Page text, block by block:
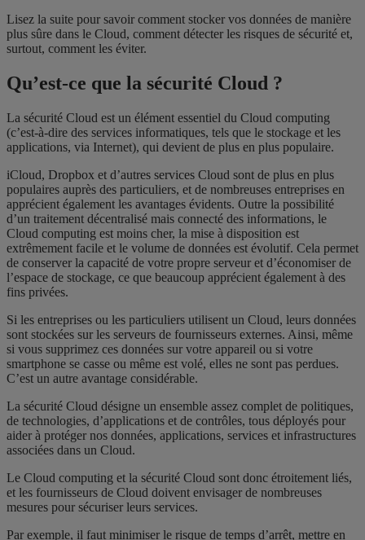
Lisez la suite pour savoir comment stocker vos données de manière
plus sûre dans le Cloud, comment détecter les risques de sécurité et,
surtout, comment les éviter.
Qu’est-ce que la sécurité Cloud ?
La sécurité Cloud est un élément essentiel du Cloud computing
(c’est-à-dire des services informatiques, tels que le stockage et les
applications, via Internet), qui devient de plus en plus populaire.
iCloud, Dropbox et d’autres services Cloud sont de plus en plus
populaires auprès des particuliers, et de nombreuses entreprises en
apprécient également les avantages évidents. Outre la possibilité
d’un traitement décentralisé mais connecté des informations, le
Cloud computing est moins cher, la mise à disposition est
extrêmement facile et le volume de données est évolutif. Cela permet
de conserver la capacité de votre propre serveur et d’économiser de
l’espace de stockage, ce que beaucoup apprécient également à des
fins privées.
Si les entreprises ou les particuliers utilisent un Cloud, leurs données
sont stockées sur les serveurs de fournisseurs externes. Ainsi, même
si vous supprimez ces données sur votre appareil ou si votre
smartphone se casse ou même est volé, elles ne sont pas perdues.
C’est un autre avantage considérable.
La sécurité Cloud désigne un ensemble assez complet de politiques,
de technologies, d’applications et de contrôles, tous déployés pour
aider à protéger nos données, applications, services et infrastructures
associées dans un Cloud.
Le Cloud computing et la sécurité Cloud sont donc étroitement liés,
et les fournisseurs de Cloud doivent envisager de nombreuses
mesures pour sécuriser leurs services.
Par exemple, il faut minimiser le risque de temps d’arrêt, mettre en